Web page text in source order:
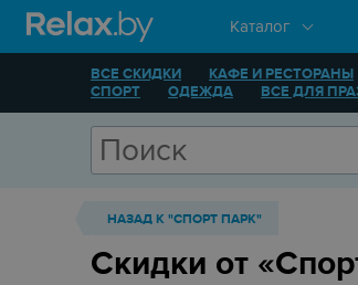
Каталог
ВСЕ СКИДКИ КАФЕ И РЕСТОРАНЫ
СПОРТ
ОДЕЖДА ВСЕ ДЛЯ
НАЗАД К "СПОРТ ПАРК"
Скидки от